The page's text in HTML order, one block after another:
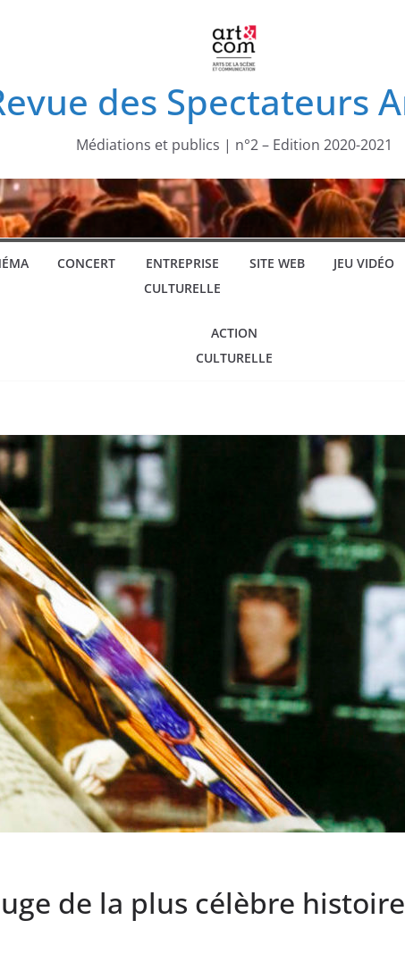
des Spectateurs
Médiations et publics | n°2 – Edition 2020-2021
CONCERT
ENTREPRISE
CULTURELLE
SITE WEB JEU VIDÉO
ACTION
CULTURELLE
de la plus célèbre